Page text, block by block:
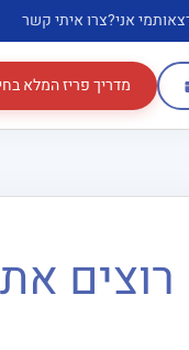
מי אני?צרו איתי קשר
מדריך פריז המלא
רוצים